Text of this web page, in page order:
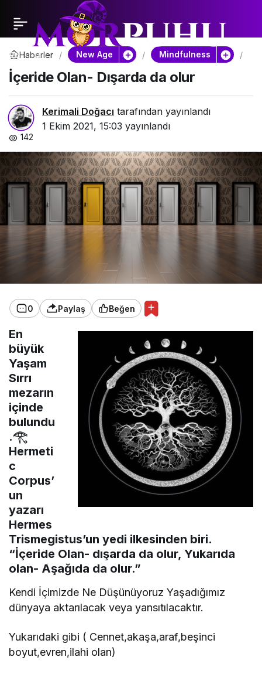
Haberler New Age Mindfulness
İçeride Olan- Dışarda da olur
Kerimali Doğacı tarafından yayınlandı
1 Ekim 2021, 15:03 yayınlandı
142
0 Paylaş Beğen
En
büyük
Yaşam
Sırrı
mezarın
içinde
bulundu
.𓂀
Hermeti
c
Corpus’
un
yazarı
Hermes
Trismegistus’un yedi ilkesinden biri.
“İçeride Olan- dışarda da olur, Yukarıda
olan- Aşağıda da olur.”
Kendi İçimizde Ne Düşünüyoruz Yaşadığımız
dünyaya aktarılacak veya yansıtılacaktır.
Yukarıdaki gibi ( Cennet,akaşa,araf,beşinci
boyut,evren,ilahi olan)